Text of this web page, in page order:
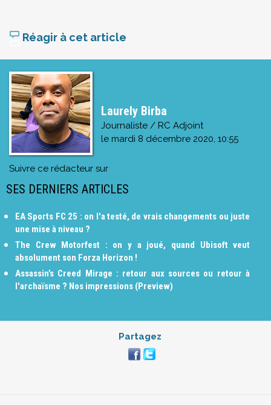
Réagir à cet article
Laurely Birba
Journaliste / RC Adjoint
le mardi 8 décembre 2020, 10:55
Suivre ce rédacteur sur
SES DERNIERS ARTICLES
EA Sports FC 25 : on l'a testé, de vrais changements ou juste
une mise à niveau ?
The Crew Motorfest : on y a joué, quand Ubisoft veut
absolument son Forza Horizon !
Assassin’s Creed Mirage : retour aux sources ou retour à
l'archaïsme ? Nos impressions (Preview)
Partagez